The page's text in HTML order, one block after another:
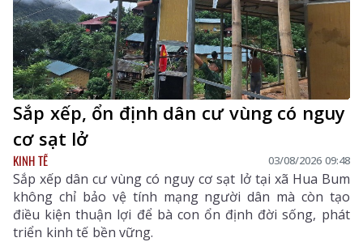
Sắp xếp, ổn định dân cư vùng có nguy
cơ sạt lở
KINH TẾ 03/08/2026 09:48
Sắp xếp dân cư vùng có nguy cơ sạt lở tại xã Hua Bum
không chỉ bảo vệ tính mạng người dân mà còn tạo
điều kiện thuận lợi để bà con ổn định đời sống, phát
triển kinh tế bền vững.